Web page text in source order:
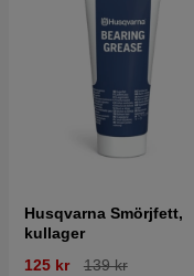
Husqvarna Smörjfett,
kullager
125 kr
139 kr